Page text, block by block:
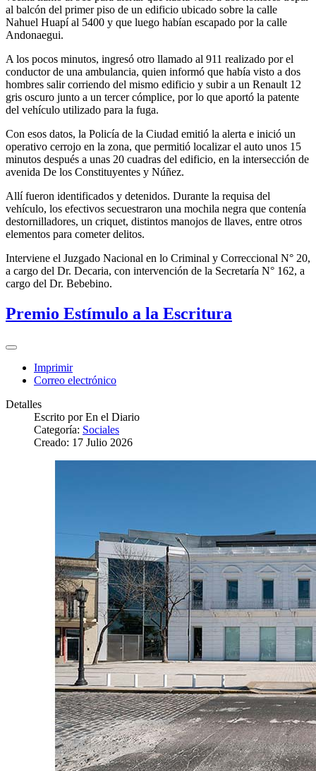
al balcón del primer piso de un edificio ubicado sobre la calle
Nahuel Huapí al 5400 y que luego habían escapado por la calle
Andonaegui.
A los pocos minutos, ingresó otro llamado al 911 realizado por el
conductor de una ambulancia, quien informó que había visto a dos
hombres salir corriendo del mismo edificio y subir a un Renault 12
gris oscuro junto a un tercer cómplice, por lo que aportó la patente
del vehículo utilizado para la fuga.
Con esos datos, la Policía de la Ciudad emitió la alerta e inició un
operativo cerrojo en la zona, que permitió localizar el auto unos 15
minutos después a unas 20 cuadras del edificio, en la intersección de
avenida De los Constituyentes y Núñez.
Allí fueron identificados y detenidos. Durante la requisa del
vehículo, los efectivos secuestraron una mochila negra que contenía
destornilladores, un criquet, distintos manojos de llaves, entre otros
elementos para cometer delitos.
Interviene el Juzgado Nacional en lo Criminal y Correccional N° 20,
a cargo del Dr. Decaria, con intervención de la Secretaría N° 162, a
cargo del Dr. Bebebino.
Premio Estímulo a la Escritura
Imprimir
Correo electrónico
Detalles
Escrito porEn el Diario
Categoría: Sociales
Creado: 17 Julio 2026